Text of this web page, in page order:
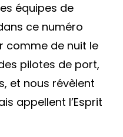
équipes de
ce numéro
comme de nuit le
pilotes de port,
et nous révèlent
appellent l’Esprit